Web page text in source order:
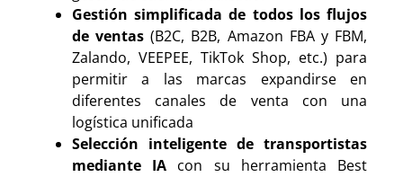
Gestión simplificada de todos los flujos
de ventas (B2C, B2B, Amazon FBA y FBM,
Zalando, VEEPEE, TikTok Shop, etc.) para
permitir a las marcas expandirse en
diferentes canales de venta con una
logística unificada
Selección inteligente de transportistas
mediante IA con su herramienta Best